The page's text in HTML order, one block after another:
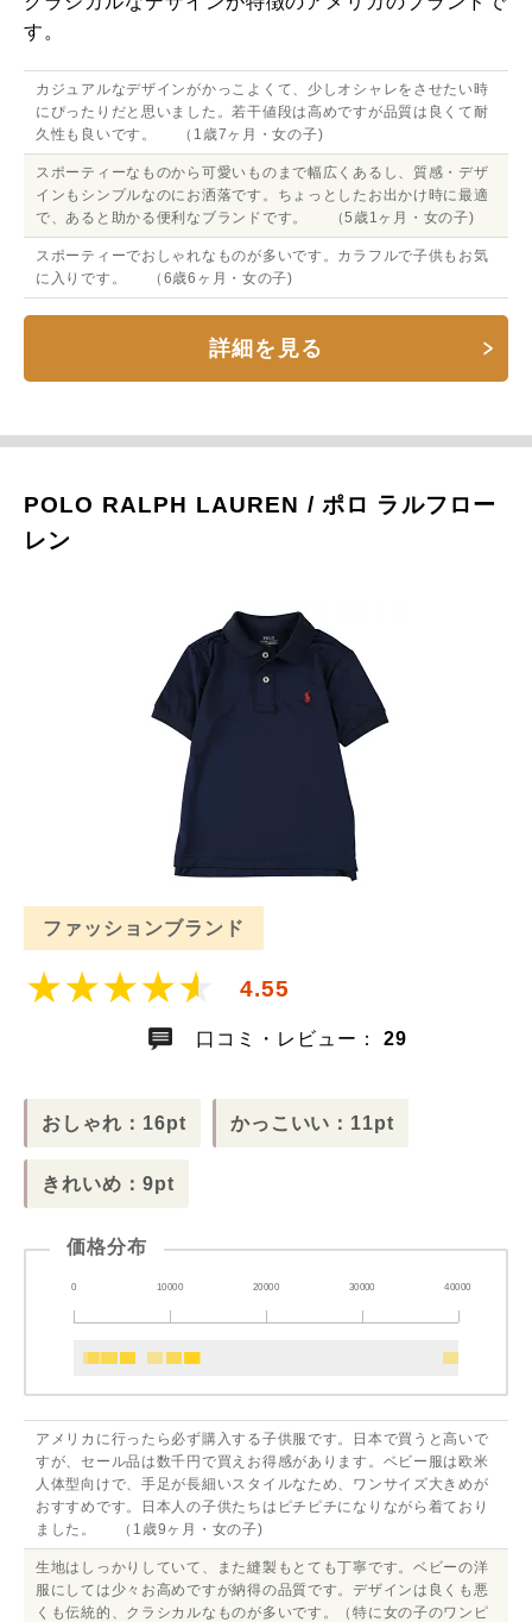
す。
カジュアルなデザインがかっこよくて、少しオシャレをさせたい時
にぴったりだと思いました。若干値段は高めですが品質は良くて耐
久性も良いです。 （1歳7ヶ月・女の子)
スポーティーなものから可愛いものまで幅広くあるし、質感・デザ
インもシンプルなのにお洒落です。ちょっとしたお出かけ時に最適
で、あると助かる便利なブランドです。 （5歳1ヶ月・女の子)
スポーティーでおしゃれなものが多いです。カラフルで子供もお気
に入りです。 （6歳6ヶ月・女の子)
詳細を見る
POLO RALPH LAUREN / ポロ ラルフロー
レン
ファッションブランド
4.55
口コミ・レビュー： 29
おしゃれ：16pt かっこいい：11pt
きれいめ：9pt
価格分布
0 10000 20000 30000 40000
アメリカに行ったら必ず購入する子供服です。日本で買うと高いで
すが、セール品は数千円で買えお得感があります。ベビー服は欧米
人体型向けで、手足が長細いスタイルなため、ワンサイズ大きめが
おすすめです。日本人の子供たちはピチピチになりながら着ており
ました。 （1歳9ヶ月・女の子)
生地はしっかりしていて、また縫製もとても丁寧です。ベビーの洋
服にしては少々お高めですが納得の品質です。デザインは良くも悪
くも伝統的、クラシカルなものが多いです。（特に女の子のワンピ